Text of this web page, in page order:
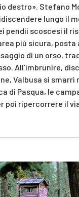
destro». Stefano
lungo il
pendii scoscesi il
più sicura, posta
di un orso,
All’imbrunire,
Valbusa si smarrì
di Pasqua, le
poi ripercorrere il